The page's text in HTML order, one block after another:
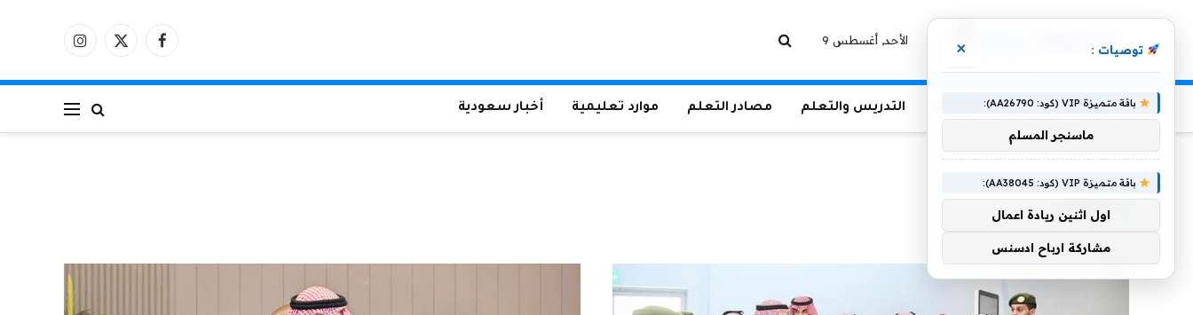
الأحد, أغسطس 9 فيسبوكX
الانستغرام
الرئيسية منوعات التعليم التدريس والتعلم مصادر التعلم موارد تعليمية أخبار سعودية
الرئيسية»الطائف
الطائف
توصيات : ×
باقة متميزة VIP (كود: AA26790):
ماسنجر المسلم
باقة متميزة VIP (كود: AA38045):
اول اثنين ريادة اعمال
مشاركة ارباح ادسنس